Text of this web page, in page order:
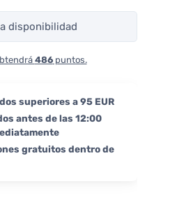
disponibilidad
486puntos.
superiores a 95 EUR
antes de las 12:00
gratuitos dentro de